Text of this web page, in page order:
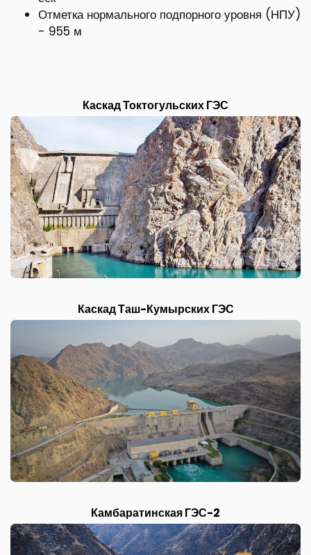
Отметка нормального подпорного уровня (НПУ)
- 955 м
Каскад Токтогульских ГЭС
Каскад Таш-Кумырских ГЭС
Камбаратинская ГЭС-2